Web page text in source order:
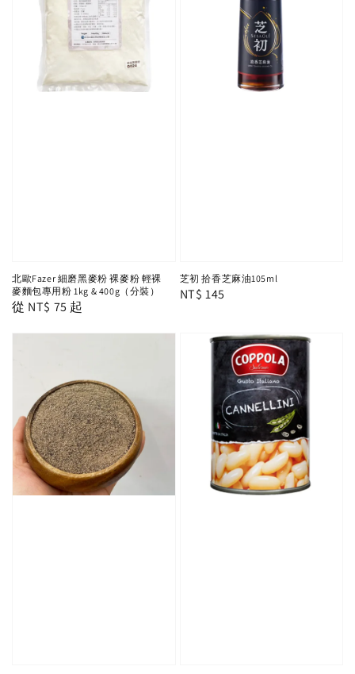
北歐Fazer 細磨黑麥粉 裸麥粉 輕裸
麥麵包專用粉 1kg & 400g（分裝）
Regular
從 NT$ 75 起
芝初 拾香芝麻油105ml
Regular
NT$ 145